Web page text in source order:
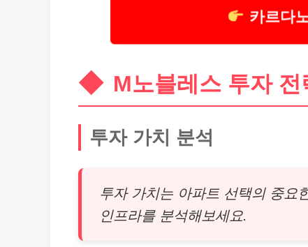
카르다
M노블레스 투자 전
투자 가치 분석
투자 가치는 아파트 선택의 중요
인프라를 분석해보세요.